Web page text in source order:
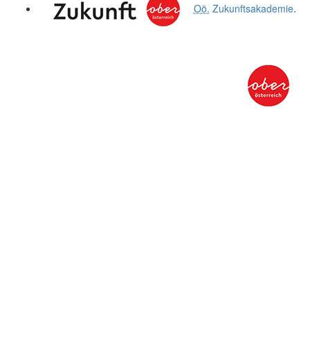
Oö. Zukunftsakademie.